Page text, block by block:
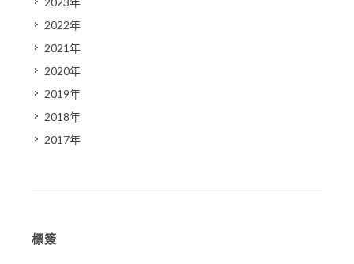
2022年
2021年
2020年
2019年
2018年
2017年
標簽